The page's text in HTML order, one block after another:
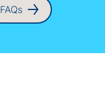
FAQs